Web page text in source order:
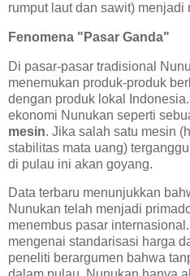
rumput laut dan sawit) menjadi
Fenomena "Pasar Ganda"
Di pasar-pasar tradisional
menemukan produk-produk
dengan produk lokal
ekonomi Nunukan seperti
mesin. Jika salah satu mesin
stabilitas mata uang)
di pulau ini akan goyang.
Data terbaru menunjukkan
Nunukan telah menjadi
menembus pasar
mengenai standarisasi harga
peneliti berargumen bahwa